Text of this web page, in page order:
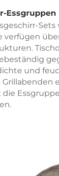
Essgruppen
verfügen
und